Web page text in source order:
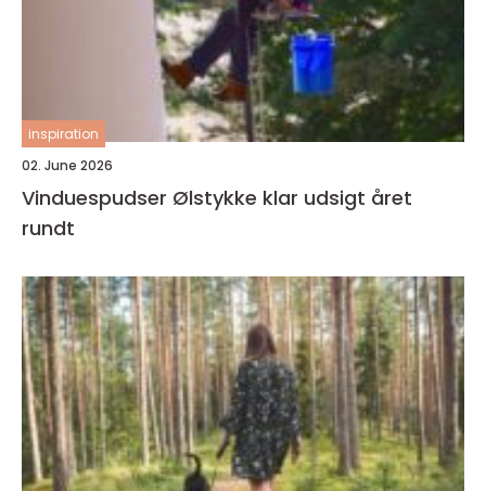
inspiration
02. June 2026
Vinduespudser Ølstykke klar udsigt året
rundt